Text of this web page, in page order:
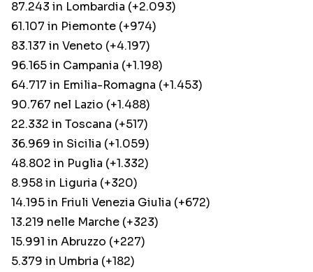
87.243 in Lombardia (+2.093)
61.107 in Piemonte (+974)
83.137 in Veneto (+4.197)
96.165 in Campania (+1.198)
64.717 in Emilia-Romagna (+1.453)
90.767 nel Lazio (+1.488)
22.332 in Toscana (+517)
36.969 in Sicilia (+1.059)
48.802 in Puglia (+1.332)
8.958 in Liguria (+320)
14.195 in Friuli Venezia Giulia (+672)
13.219 nelle Marche (+323)
15.991 in Abruzzo (+227)
5.379 in Umbria (+182)